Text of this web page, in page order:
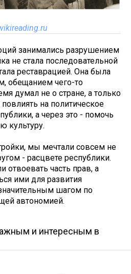
занимались разрушением
не стала последовательной
реставрацией. Она была
обещанием чего-то
думал не о стране, а только
на политическое
а через это - помочь
культуру.
мы мечтали совсем не
- расцвете республики.
отвоевать часть прав, а
ими для развития
шагом по
автономией.
и интересным в